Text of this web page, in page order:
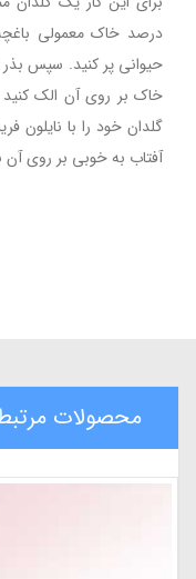
حیوانی پر کنید. سپس بذر
خاک بر روی آن الک
گلدان خود را با نایلون
آفتاب به خوبی بر روی آن
محصولات